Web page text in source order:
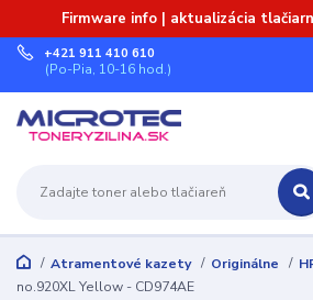
Firmware info | aktualizácia
+421 911 410 610
(Po-Pia, 10-16 hod.)
Atramentové kazety Originálne
no.920XL Yellow - CD974AE